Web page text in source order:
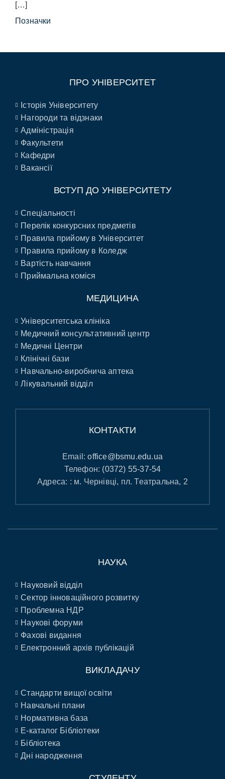
[…]
Позначки
ПРО УНІВЕРСИТЕТ
Історія Університету
Нагороди та відзнаки
Адміністрація
Факультети
Кафедри
Вакансії
ВСТУП ДО УНІВЕРСИТЕТУ
Спеціальності
Перелік конкурсних предметів
Правила прийому в Університет
Правила прийому в Коледж
Вартість навчання
Приймальна коміся
МЕДИЦИНА
Університетська клініка
Медичний консультативний центр
Медичні Центри
Клінічні бази
Навчально-виробнича аптека
Лікувальний відділ
КОНТАКТИ
Email:office@bsmu.edu.ua
Телефон: (0372) 55-37-54
Адреса: : м. Чернівці, пл. Театральна, 2
НАУКА
Науковий відділ
Сектор інноваційного розвитку
Проблемна НДР
Наукові форуми
Фахові видання
Електронний архів публікацій
ВИКЛАДАЧУ
Стандарти вищої освіти
Навчальні плани
Нормативна база
E-каталог Бібліотеки
Бібліотека
Дні народження